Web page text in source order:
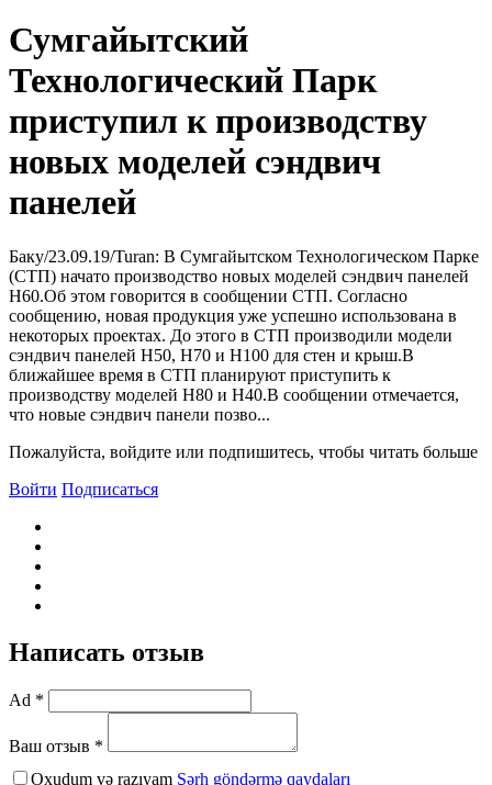
Сумгайытский
Технологический Парк
приступил к производству
новых моделей сэндвич
панелей
Баку/23.09.19/Turan: B Сумгайытском Технологическом Парке
(СТП) начато производство новых моделей сэндвич панелей
Н60.Об этом говорится в сообщении СТП. Согласно
сообщению, новая продукция уже успешно использована в
некоторых проектах. До этого в СТП производили модели
сэндвич панелей Н50, Н70 и Н100 для стен и крыш.B
ближайшее время в СТП планируют приступить к
производству моделей Н80 и Н40.B сообщении отмечается,
что новые сэндвич панели позво...
Пожалуйста, войдите или подпишитесь, чтобы читать больше
Войти Подписаться
Написать отзыв
Ad *
Ваш отзыв *
Oxudum və razıyam Şərh göndərmə qaydaları